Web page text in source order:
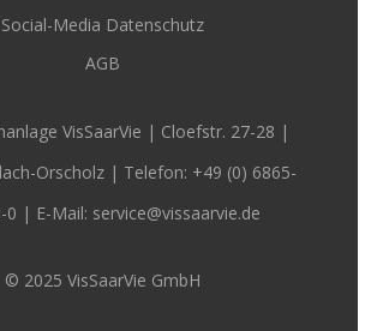
Social-Media Datenschutz
AGB
VisSaarVie | Cloefstr. 27-28 |
Orscholz | Telefon: +49 (0) 6865-
0 | E-Mail: service@vissaarvie.de
© 2025 VisSaarVie GmbH